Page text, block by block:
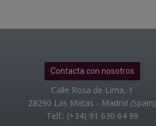
Contacta con nosotros
Calle Rosa de Lima, 1
28290 Las Matas - Madrid (Spain)
Telf.: (+34) 91 630 64 99